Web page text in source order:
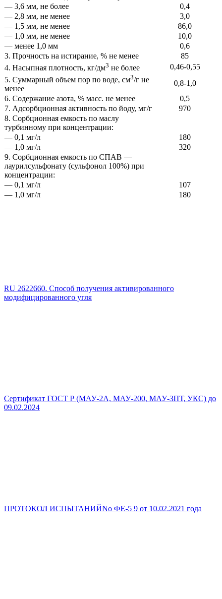
— 3,6 мм, не более
0,4
— 2,8 мм, не менее
3,0
— 1,5 мм, не менее
86,0
— 1,0 мм, не менее
10,0
— менее 1,0 мм
0,6
3. Прочность на истирание, % не менее
85
4. Насыпная плотность, кг/дм3 не более
0,46-0,55
5. Суммарный объем пор по воде, см3/г не
менее
0,8-1,0
6. Содержание азота, % масс. не менее
0,5
7. Адсорбционная активность по йоду, мг/г
970
8. Сорбционная емкость по маслу
турбинному при концентрации:
— 0,1 мг/л
180
— 1,0 мг/л
320
9. Сорбционная емкость по СПАВ —
лаурилсульфонату (сульфонол 100%) при
концентрации:
— 0,1 мг/л
107
— 1,0 мг/л
180
RU 2622660. Способ получения активированного
модифицированного угля
Сертификат ГОСТ Р (МАУ-2А, МАУ-200, МАУ-3ПТ, УКС) до
09.02.2024
ПРОТОКОЛ ИСПЫТАНИЙNo ФЕ-5 9 от 10.02.2021 года